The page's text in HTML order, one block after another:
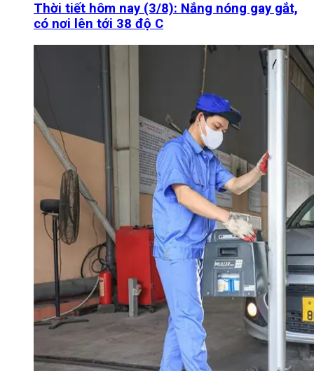
Thời tiết hôm nay (3/8): Nắng nóng gay gắt,
có nơi lên tới 38 độ C